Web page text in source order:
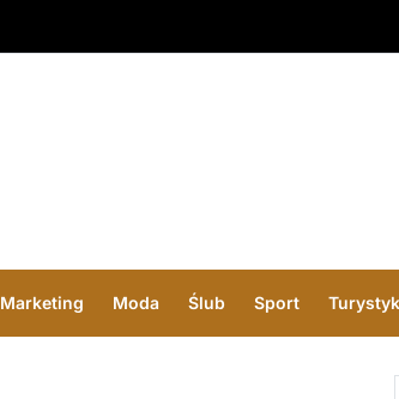
Marketing Moda Ślub Sport